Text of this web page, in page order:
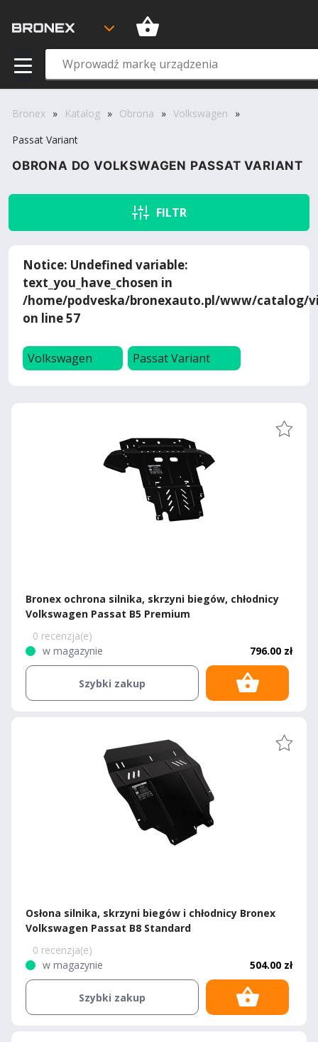
Bronex » Katalog » Obrona » Volkswagen
»
Passat Variant
OBRONA DO VOLKSWAGEN PASSAT VARIANT
FILTR
Notice: Undefined variable:
text_you_have_chosen in
/home/podveska/bronexauto.pl/www/catalog/
on line57
Volkswagen Passat Variant
Bronex ochrona silnika, skrzyni biegów, chłodnicy
Volkswagen Passat B5 Premium
0 recenzja(e)
w magazynie
796.00 zł
Szybki zakup
Osłona silnika, skrzyni biegów i chłodnicy Bronex
Volkswagen Passat B8 Standard
0 recenzja(e)
w magazynie
504.00 zł
Szybki zakup